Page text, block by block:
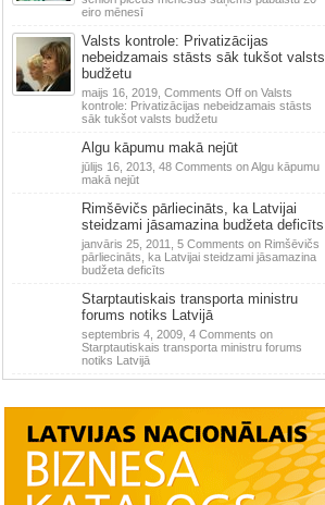
eiro mēnesī
Valsts kontrole: Privatizācijas
nebeidzamais stāsts sāk tukšot valsts
budžetu
maijs 16, 2019, Comments Offon Valsts
kontrole: Privatizācijas nebeidzamais stāsts
sāk tukšot valsts budžetu
Algu kāpumu makā nejūt
jūlijs 16, 2013, 48 Comments on Algu kāpumu
makā nejūt
Rimšēvičs pārliecināts, ka Latvijai
steidzami jāsamazina budžeta deficīts
janvāris 25, 2011, 5 Comments on Rimšēvičs
pārliecināts, ka Latvijai steidzami jāsamazina
budžeta deficīts
Starptautiskais transporta ministru
forums notiks Latvijā
septembris 4, 2009, 4 Comments on
Starptautiskais transporta ministru forums
notiks Latvijā